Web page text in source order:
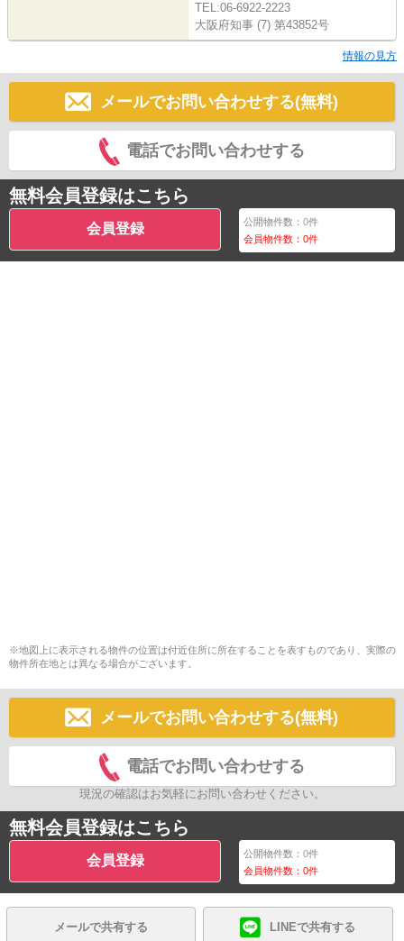
TEL:06-6922-2223
大阪府知事 (7) 第43852号
情報の見方
メールでお問い合わせする(無料)
電話でお問い合わせする
無料会員登録はこちら
会員登録 公開物件数：0件
会員物件数：0件
※地図上に表示される物件の位置は付近住所に所在することを表すものであり、実際の
物件所在地とは異なる場合がございます。
メールでお問い合わせする(無料)
電話でお問い合わせする
現況の確認はお気軽にお問い合わせください。
無料会員登録はこちら
会員登録 公開物件数：0件
会員物件数：0件
メールで共有する LINEで共有する